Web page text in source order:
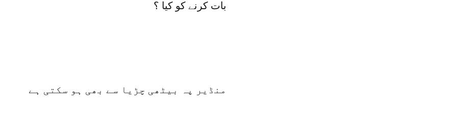
بات کرنے کو کیا ؟
منڈیر پہ بیٹھی چڑیا سے بھی ہو سکتی ہے